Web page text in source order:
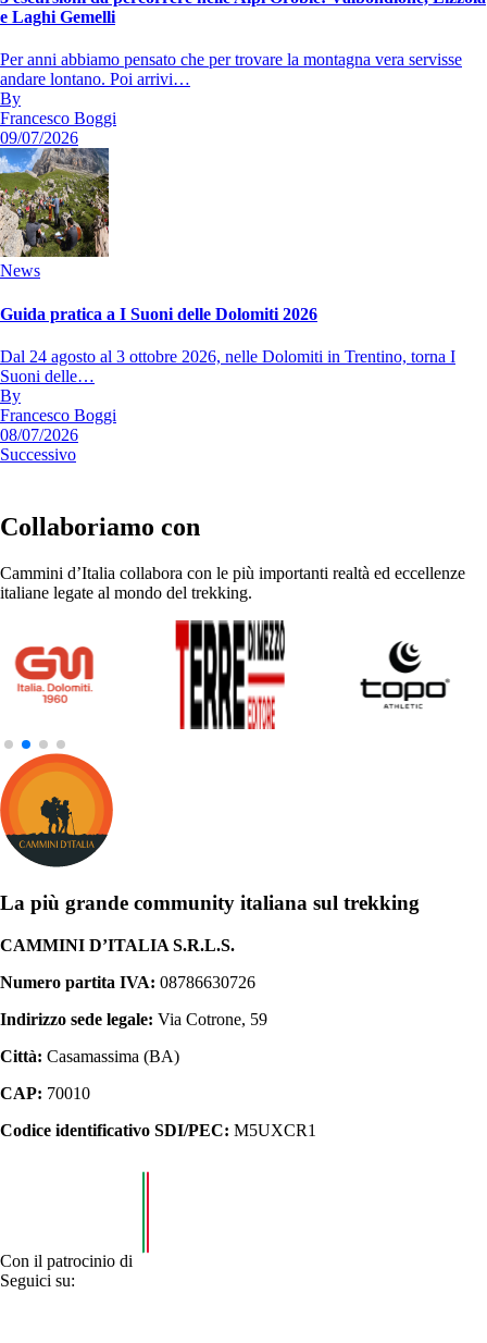
e Laghi Gemelli
Per anni abbiamo pensato che per trovare la montagna vera servisse
andare lontano. Poi arrivi…
By
Francesco Boggi
09/07/2026
News
Guida pratica a I Suoni delle Dolomiti 2026
Dal 24 agosto al 3 ottobre 2026, nelle Dolomiti in Trentino, torna I
Suoni delle…
By
Francesco Boggi
08/07/2026
Successivo
Collaboriamo con
Cammini d’Italia collabora con le più importanti realtà ed eccellenze
italiane legate al mondo del trekking.
La più grande community italiana sul trekking
CAMMINI D’ITALIA S.R.L.S.
Numero partita IVA: 08786630726
Indirizzo sede legale: Via Cotrone, 59
Città: Casamassima (BA)
CAP: 70010
Codice identificativo SDI/PEC: M5UXCR1
Con il patrocinio di
Seguici su: